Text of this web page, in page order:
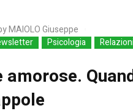
MAIOLO Giuseppe
Psicologia Relazioni
amorose.